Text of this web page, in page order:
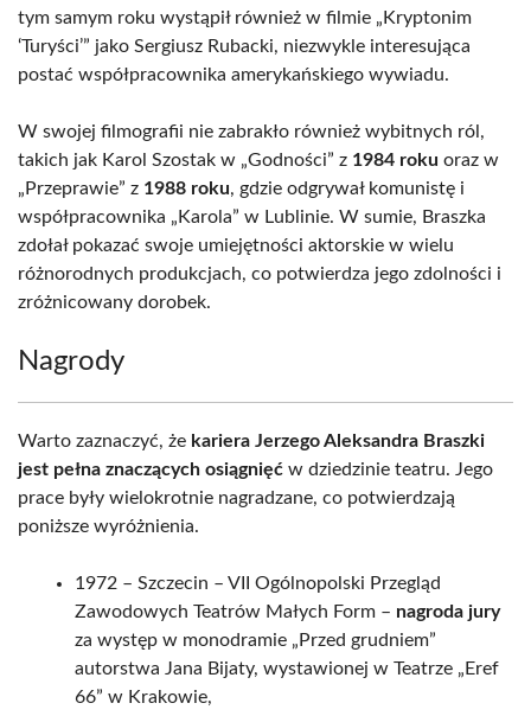
tym samym roku wystąpił również w filmie „Kryptonim
‘Turyści’” jako Sergiusz Rubacki, niezwykle interesująca
postać współpracownika amerykańskiego wywiadu.
W swojej filmografii nie zabrakło również wybitnych ról,
takich jak Karol Szostak w „Godności” z 1984 roku oraz w
„Przeprawie” z 1988 roku, gdzie odgrywał komunistę i
współpracownika „Karola” w Lublinie. W sumie, Braszka
zdołał pokazać swoje umiejętności aktorskie w wielu
różnorodnych produkcjach, co potwierdza jego zdolności i
zróżnicowany dorobek.
Nagrody
Warto zaznaczyć, że kariera Jerzego Aleksandra Braszki
jest pełna znaczących osiągnięć w dziedzinie teatru. Jego
prace były wielokrotnie nagradzane, co potwierdzają
poniższe wyróżnienia.
1972 – Szczecin – VII Ogólnopolski Przegląd
Zawodowych Teatrów Małych Form – nagroda jury
za występ w monodramie „Przed grudniem”
autorstwa Jana Bijaty, wystawionej w Teatrze „Eref
66” w Krakowie,